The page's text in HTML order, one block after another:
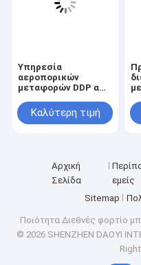
Υπηρεσία
αεροπορικών
μεταφορών DDP από
του κόσμου Παροχή
από πόρτα σε πόρτα
Καλύτερη τιμή
Αρχική
Σελίδα
εμείς
Sitemap
Ποιότητα Διεθνές φορτίο
© 2026 SHENZHEN DAOYI